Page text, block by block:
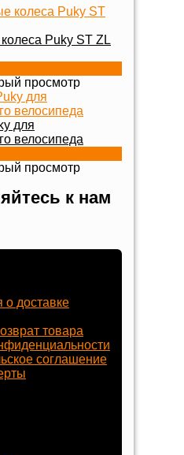
Puky ST ZL
просмотр
для
велосипеда
просмотр
к нам
доставке
товара
соглашение